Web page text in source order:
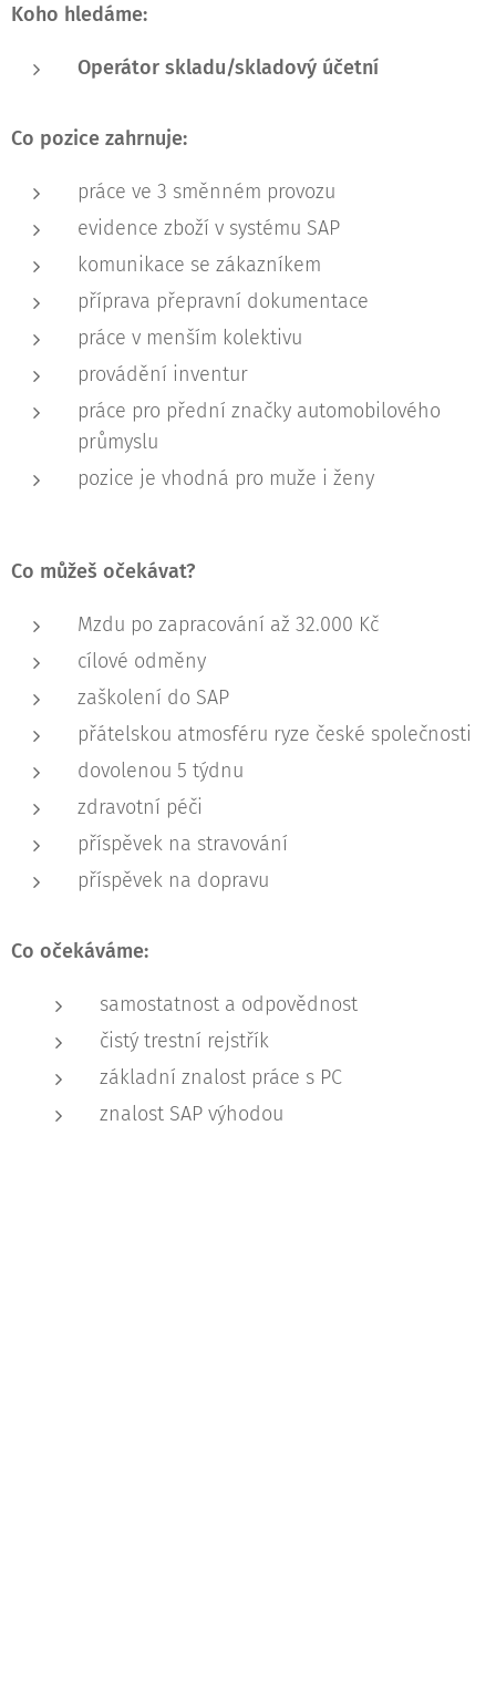
Koho hledáme:
Operátor skladu/skladový účetní
Co pozice zahrnuje:
práce ve 3 směnném provozu
evidence zboží v systému SAP
komunikace se zákazníkem
příprava přepravní dokumentace
práce v menším kolektivu
provádění inventur
práce pro přední značky automobilového
průmyslu
pozice je vhodná pro muže i ženy
Co můžeš očekávat?
Mzdu po zapracování až 32.000 Kč
cílové odměny
zaškolení do SAP
přátelskou atmosféru ryze české společnosti
dovolenou 5 týdnu
zdravotní péči
příspěvek na stravování
příspěvek na dopravu
Co očekáváme:
samostatnost a odpovědnost
čistý trestní rejstřík
základní znalost práce s PC
znalost SAP výhodou